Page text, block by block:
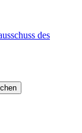
des